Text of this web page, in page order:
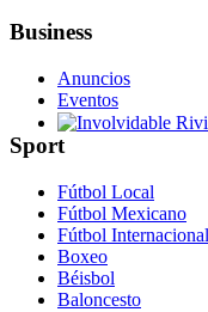
Involvidable
Business
Anuncios
Eventos
Sport
Fútbol Local
Fútbol Mexicano
Fútbol Internacional
Boxeo
Béisbol
Baloncesto